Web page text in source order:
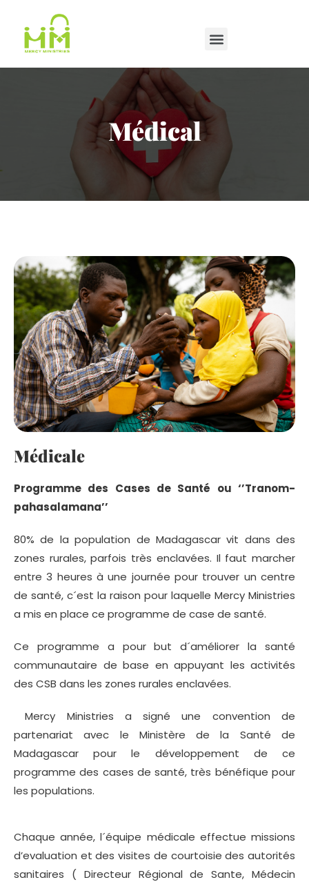
Médical
Médicale
Programme des Cases de Santé ou ‘’Tranom-
pahasalamana’’
80% de la population de Madagascar vit dans des
zones rurales, parfois très enclavées. Il faut marcher
entre 3 heures à une journée pour trouver un centre
de santé, c´est la raison pour laquelle Mercy Ministries
a mis en place ce programme de case de santé.
Ce programme a pour but d´améliorer la santé
communautaire de base en appuyant les activités
des CSB dans les zones rurales enclavées.
Mercy Ministries a signé une convention de
partenariat avec le Ministère de la Santé de
Madagascar pour le développement de ce
programme des cases de santé, très bénéfique pour
les populations.
Chaque année, l´équipe médicale effectue missions
d’evaluation et des visites de courtoisie des autorités
sanitaires ( Directeur Régional de Sante, Médecin